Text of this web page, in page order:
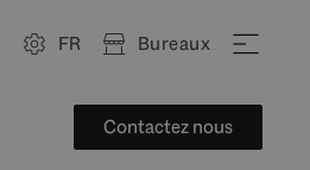
FR Bureaux
Contactez nous